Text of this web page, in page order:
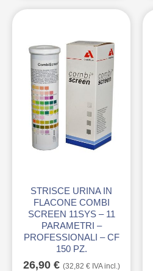
STRISCE URINA IN
FLACONE COMBI
SCREEN 11SYS – 11
PARAMETRI –
PROFESSIONALI – CF
150 PZ.
26,90 € (32,82 €IVA incl.)